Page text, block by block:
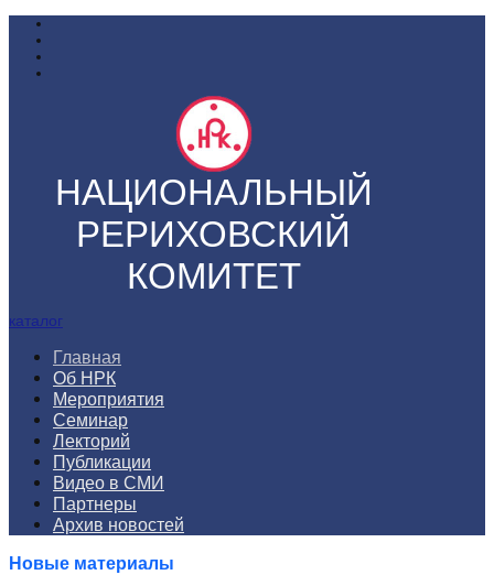
НАЦИОНАЛЬНЫЙ
РЕРИХОВСКИЙ
КОМИТЕТ
каталог
Главная
Об НРК
Мероприятия
Семинар
Лекторий
Публикации
Видео в СМИ
Партнеры
Архив новостей
Новые материалы